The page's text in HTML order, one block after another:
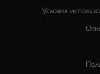
Условия